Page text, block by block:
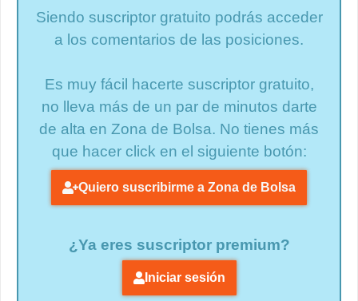
Siendo suscriptor gratuito podrás acceder
a los comentarios de las posiciones.
Es muy fácil hacerte suscriptor gratuito,
no lleva más de un par de minutos darte
de alta en Zona de Bolsa. No tienes más
que hacer click en el siguiente botón:
Quiero suscribirme a Zona de Bolsa
¿Ya eres suscriptor premium?
Iniciar sesión